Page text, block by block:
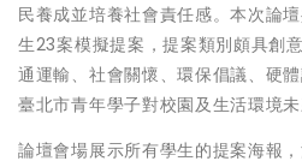
民養成並培養社會責任感。本次論
生23案模擬提案，提案類別頗具創
通運輸、社會關懷、環保倡議、硬
臺北市青年學子對校園及生活環境未
論壇會場展示所有學生的提案海報